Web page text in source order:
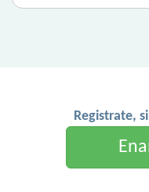
Registrate,